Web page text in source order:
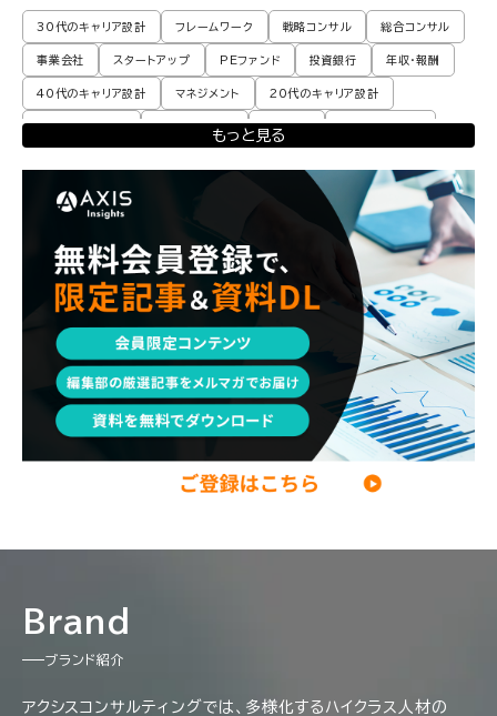
30代のキャリア設計 フレームワーク 戦略コンサル 総合コンサル
事業会社 スタートアップ PEファンド 投資銀行 年収・報酬
40代のキャリア設計 マネジメント 20代のキャリア設計
転職体験談・実例 プロモーション 業界動向 コンサル現場論
エンジニア 調査レポート 独立・フリーランス
パートナー
コンサル現場論 経営企画・事業企画 メンタルケア
パラレルキャリア ワークライフバランス 移住・二拠点生活 AI活用
DX・テクノロジー リスキリング・資格 M&A・ファイナンス
もっと見る
Brand
ブランド紹介
アクシスコンサルティングでは、多様化するハイクラス人材の